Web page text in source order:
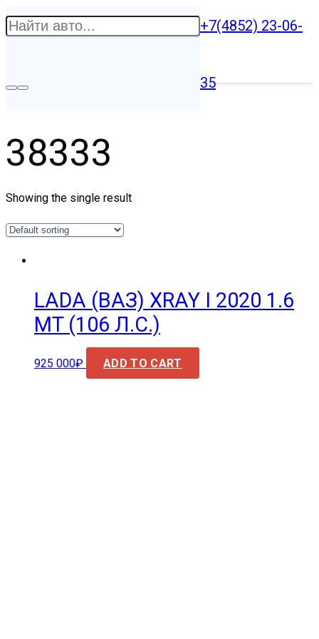
+7(4852) 23-06-
35
38333
Showing the single result
LADA (ВАЗ) XRAY I 2020 1.6
MT (106 Л.С.)
925 000₽ ADD TO CART